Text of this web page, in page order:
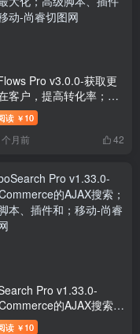
Pro v3.0.0-获取更
客户，提高转化率；利
化；高级脚本、插件
动
读 ￥ 10
个月前 42
Pro v1.33.0-
的AJAX搜索；
本、插件和；移动
读 ￥ 10